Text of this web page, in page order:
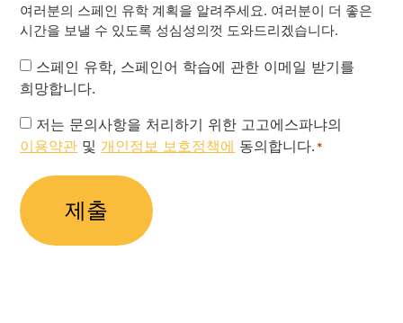
여러분의 스페인 유학 계획을 알려주세요. 여러분이 더 좋은
시간을 보낼 수 있도록 성심성의껏 도와드리겠습니다.
Newsletter
스페인 유학, 스페인어 학습에 관한 이메일 받기를
희망합니다.
Privacy
Policy
저는 문의사항을 처리하기 위한 고고에스파냐의
이용약관 및 개인정보 보호정책에 동의합니다. *